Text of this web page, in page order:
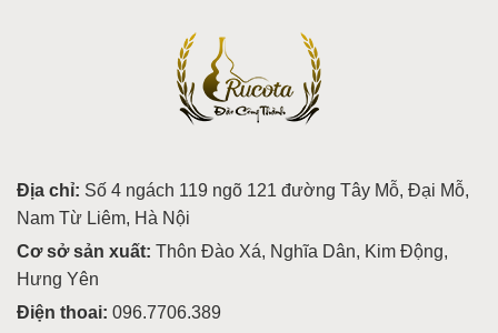
Địa chỉ: Số 4 ngách 119 ngõ 121 đường Tây Mỗ, Đại Mỗ,
Nam Từ Liêm, Hà Nội
Cơ sở sản xuất: Thôn Đào Xá, Nghĩa Dân, Kim Động,
Hưng Yên
Điện thoai: 096.7706.389